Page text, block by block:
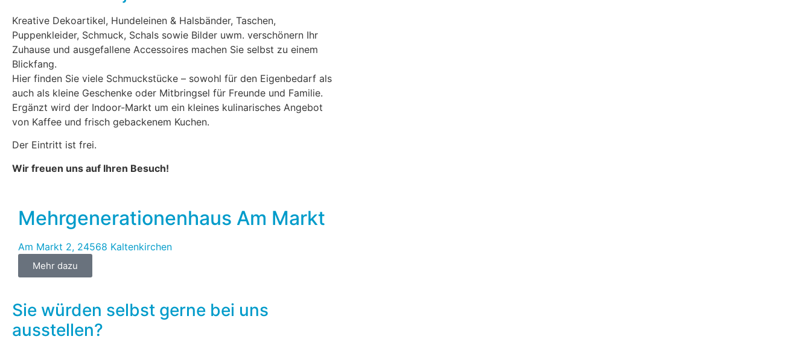
Kreative Dekoartikel, Hundeleinen & Halsbänder, Taschen,
Puppenkleider, Schmuck, Schals sowie Bilder uwm. verschönern Ihr
Zuhause und ausgefallene Accessoires machen Sie selbst zu einem
Blickfang.
Hier finden Sie viele Schmuckstücke – sowohl für den Eigenbedarf als
auch als kleine Geschenke oder Mitbringsel für Freunde und Familie.
Ergänzt wird der Indoor-Markt um ein kleines kulinarisches Angebot
von Kaffee und frisch gebackenem Kuchen.
Der Eintritt ist frei.
Wir freuen uns auf Ihren Besuch!
Mehrgenerationenhaus Am Markt
Am Markt 2, 24568 Kaltenkirchen
Mehr dazu
Sie würden selbst gerne bei uns
ausstellen?